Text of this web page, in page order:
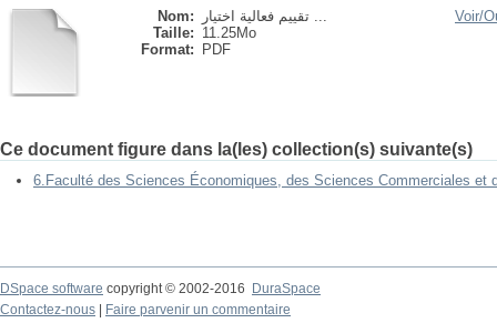
Nom:
تقييم فعالية اختيار ...
Taille: 11.25Mo
Format:
PDF
Voir/
Ce document figure dans la(les) collection(s) suivante(s)
6.Faculté des Sciences Économiques, des Sciences Commerciales et
DSpace software copyright © 2002-2016
DuraSpace
Contactez-nous
Faire parvenir un commentaire